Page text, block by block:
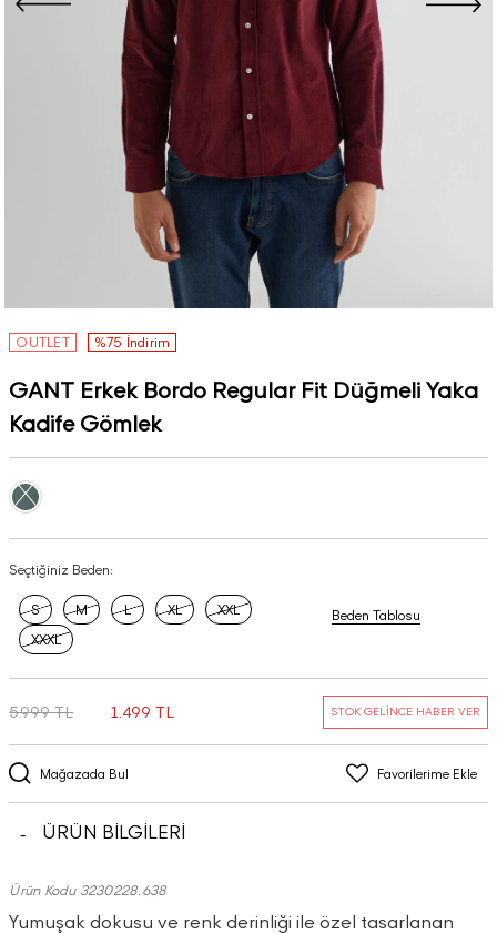
OUTLET %75 İndirim
GANT Erkek Bordo Regular Fit Düğmeli Yaka
Kadife Gömlek
Seçtiğiniz Beden:
S M L XL
XXL
XXXL
Beden Tablosu
Mağazada Bul Favorilerime Ekle
5.999 TL 1.499 TL STOK GELİNCE HABER VER
ÜRÜN BİLGİLERİ
Ürün Kodu 3230228.638
Yumuşak dokusu ve renk derinliği ile özel tasarlanan